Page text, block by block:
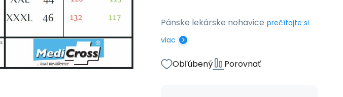
Pánske lekárske nohavice prečítajte si
viac
Obľúbený Porovnať